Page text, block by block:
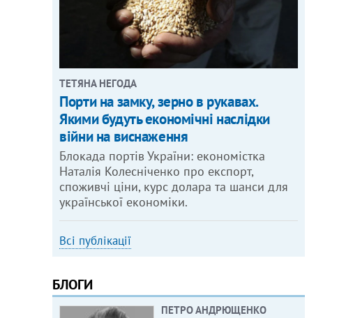
ТЕТЯНА НЕГОДА
Порти на замку, зерно в рукавах.
Якими будуть економічні наслідки
війни на виснаження
Блокада портів України: економістка
Наталія Колесніченко про експорт,
споживчі ціни, курс долара та шанси для
української економіки.
Всі публікації
БЛОГИ
ПЕТРО АНДРЮЩЕНКО